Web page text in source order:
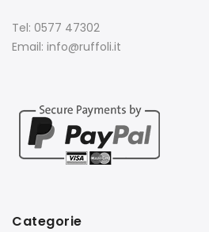
Tel: 0577 47302
Email: info@ruffoli.it
Categorie